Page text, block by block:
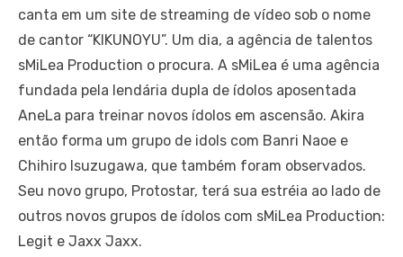
canta em um site de streaming de vídeo sob o nome
de cantor “KIKUNOYU”. Um dia, a agência de talentos
sMiLea Production o procura. A sMiLea é uma agência
fundada pela lendária dupla de ídolos aposentada
AneLa para treinar novos ídolos em ascensão. Akira
então forma um grupo de idols com Banri Naoe e
Chihiro Isuzugawa, que também foram observados.
Seu novo grupo, Protostar, terá sua estréia ao lado de
outros novos grupos de ídolos com sMiLea Production:
Legit e Jaxx Jaxx.